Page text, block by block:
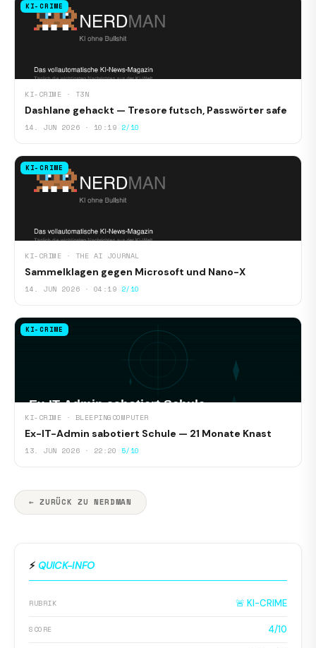
KI-CRIME
KI-CRIME · T3N
Dashlane gehackt — Tresore futsch, Passwörter safe
14. JUN 2026 · 10:19 2/10
KI-CRIME
KI-CRIME · THE AI JOURNAL
Sammelklagen gegen Microsoft und Nano-X
14. JUN 2026 · 04:19 2/10
KI-CRIME
KI-CRIME · BLEEPINGCOMPUTER
Ex-IT-Admin sabotiert Schule — 21 Monate Knast
13. JUN 2026 · 22:20 5/10
← ZURÜCK ZU NERDMAN
⚡ QUICK-INFO
RUBRIK 🚨 KI-CRIME
SCORE 4/10